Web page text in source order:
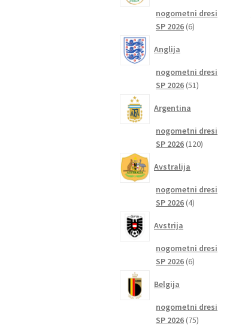
nogometni dresi
SP 2026 66
Anglija
nogometni dresi
SP 2026 5151
Argentina
nogometni dresi
SP 2026 120120
Avstralija
nogometni dresi
SP 2026 44
Avstrija
nogometni dresi
SP 2026 66
Belgija
nogometni dresi
SP 2026 7575